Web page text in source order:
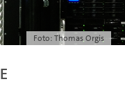
Foto: Thomas Orgis